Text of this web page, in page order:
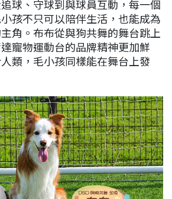
球、守球到與球員互動，每一個
孩不只可以陪伴生活，也能成為
角。布布從與狗共舞的舞台跳上
寵物運動台的品牌精神更加鮮
類，毛小孩同樣能在舞台上發